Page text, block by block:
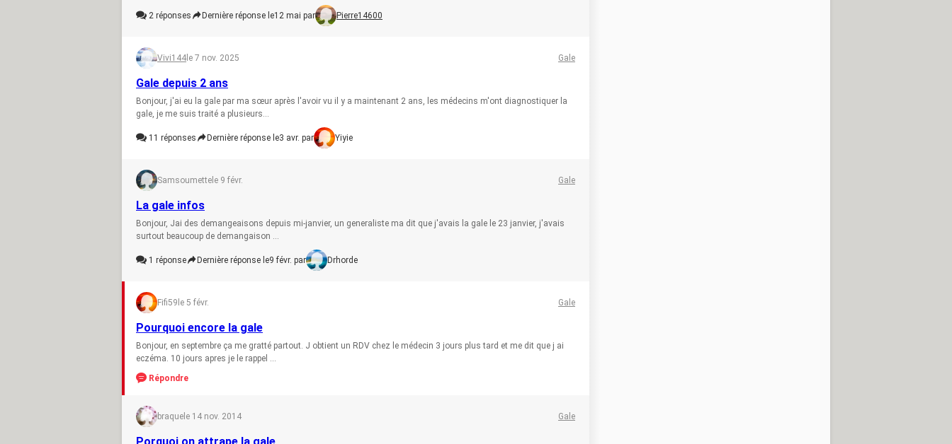
2 réponses Dernière réponse le12 mai par Pierre14600
Vivi144 le 7 nov. 2025 Gale
Gale depuis 2 ans
Bonjour, j'ai eu la gale par ma sœur après l'avoir vu il y a maintenant 2 ans, les médecins m'ont diagnostiquer la
gale, je me suis traité a plusieurs...
11 réponses Dernière réponse le3 avr. par Yiyie
Samsoumette le 9 févr. Gale
La gale infos
Bonjour, Jai des demangeaisons depuis mi-janvier, un generaliste ma dit que j'avais la gale le 23 janvier, j'avais
surtout beaucoup de demangaison ...
1 réponse Dernière réponse le9 févr. par Drhorde
Fifi59 le 5 févr. Gale
Pourquoi encore la gale
Bonjour, en septembre ça me gratté partout. J obtient un RDV chez le médecin 3 jours plus tard et me dit que j ai
eczéma. 10 jours apres je le rappel ...
Répondre
braque le 14 nov. 2014 Gale
Porquoi on attrape la gale